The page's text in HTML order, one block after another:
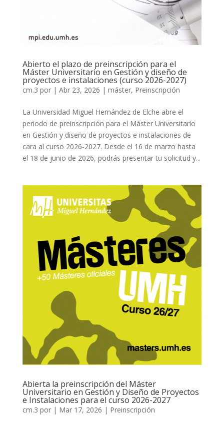
Abierto el plazo de preinscripción para el
Máster Universitario en Gestión y diseño de
proyectos e instalaciones (curso 2026-2027)
cm.3 por | Abr 23, 2026 | máster, Preinscripción
La Universidad Miguel Hernández de Elche abre el
periodo de preinscripción para el Máster Universitario
en Gestión y diseño de proyectos e instalaciones de
cara al curso 2026-2027. Desde el 16 de marzo hasta
el 18 de junio de 2026, podrás presentar tu solicitud y...
Abierta la preinscripción del Máster
Universitario en Gestión y Diseño de Proyectos
e Instalaciones para el curso 2026-2027
cm.3 por | Mar 17, 2026 | Preinscripción